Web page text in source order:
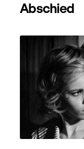
Abschied